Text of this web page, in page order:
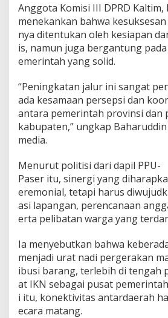
n
J
a
l
P
o
r
o
P
P
U
–
P
a
e
r
J
a
d
Anggota Komisi III DPRD
menekankan bahwa
nya ditentukan oleh kesiapan
is, namun juga bergantung
emerintah yang solid.
“Peningkatan jalur ini sangat
ada kesamaan persepsi dan
antara pemerintah provinsi dan
kabupaten,” ungkap
media.
Menurut politisi dari dapil PPU-
Paser itu, sinergi yang
eremonial, tetapi harus
asi lapangan, perencanaan
erta pelibatan warga yang
Ia menyebutkan bahwa
menjadi urat nadi pergerakan
ibusi barang, terlebih di tengah
at IKN sebagai pusat
i itu, konektivitas antardaerah
ecara matang.